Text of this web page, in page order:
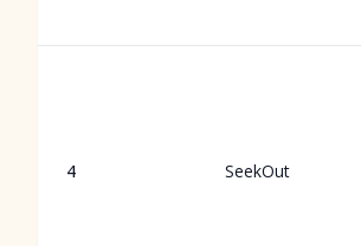
4 SeekOut